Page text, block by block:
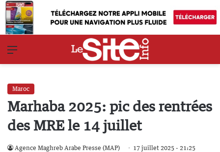
Maroc
Marhaba 2025: pic des rentrées
des MRE le 14 juillet
Agence Maghreb Arabe Presse (MAP) 17 juillet 2025 - 21:25